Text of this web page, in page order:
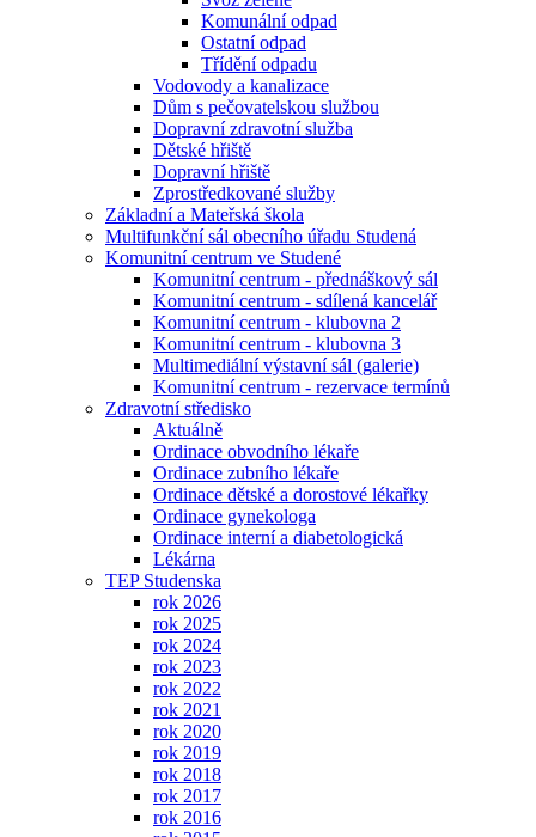
Komunální odpad
Ostatní odpad
Třídění odpadu
Vodovody a kanalizace
Dům s pečovatelskou službou
Dopravní zdravotní služba
Dětské hřiště
Dopravní hřiště
Zprostředkované služby
Základní a Mateřská škola
Multifunkční sál obecního úřadu Studená
Komunitní centrum ve Studené
Komunitní centrum - přednáškový sál
Komunitní centrum - sdílená kancelář
Komunitní centrum - klubovna 2
Komunitní centrum - klubovna 3
Multimediální výstavní sál (galerie)
Komunitní centrum - rezervace termínů
Zdravotní středisko
Aktuálně
Ordinace obvodního lékaře
Ordinace zubního lékaře
Ordinace dětské a dorostové lékařky
Ordinace gynekologa
Ordinace interní a diabetologická
Lékárna
TEP Studenska
rok 2026
rok 2025
rok 2024
rok 2023
rok 2022
rok 2021
rok 2020
rok 2019
rok 2018
rok 2017
rok 2016